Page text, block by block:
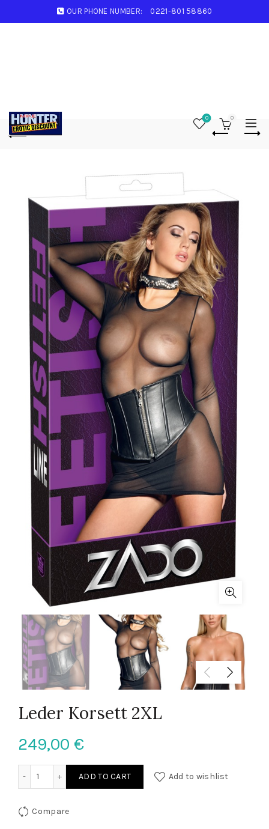
OUR PHONE NUMBER: 0221-801 58860
0 0
Leder Korsett 2XL
249,00 €
ADD TO CART Add to wishlist
Compare